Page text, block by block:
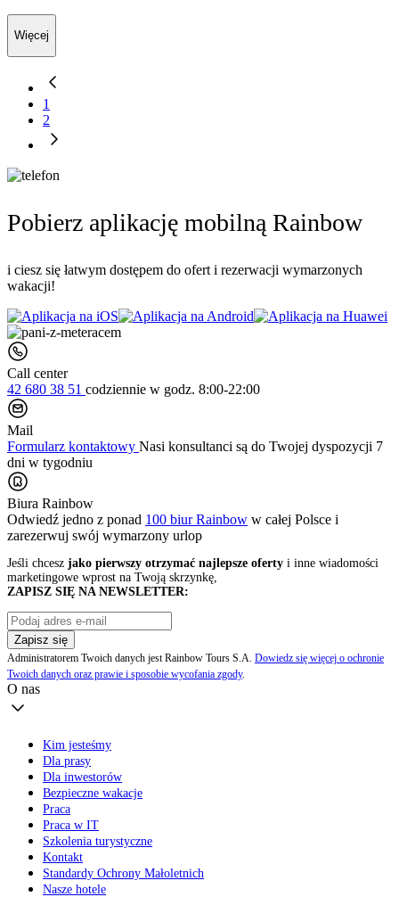
Więcej
1
2
Pobierz aplikację mobilną Rainbow
i ciesz się łatwym dostępem do ofert i rezerwacji wymarzonych
wakacji!
Call center
42 680 38 51 codziennie w godz. 8:00-22:00
Mail
Formularz kontaktowy Nasi konsultanci są do Twojej dyspozycji 7
dni w tygodniu
Biura Rainbow
Odwiedź jedno z ponad 100 biur Rainbow w całej Polsce i
zarezerwuj swój wymarzony urlop
Jeśli chcesz jako pierwszy otrzymać najlepsze oferty i inne wiadomości
marketingowe wprost na Twoją skrzynkę,
ZAPISZ SIĘ NA NEWSLETTER:
Zapisz się
Administratorem Twoich danych jest Rainbow Tours S.A. Dowiedz się więcej o ochronie
Twoich danych oraz prawie i sposobie wycofania zgody.
O nas
Kim jesteśmy
Dla prasy
Dla inwestorów
Bezpieczne wakacje
Praca
Praca w IT
Szkolenia turystyczne
Kontakt
Standardy Ochrony Małoletnich
Nasze hotele